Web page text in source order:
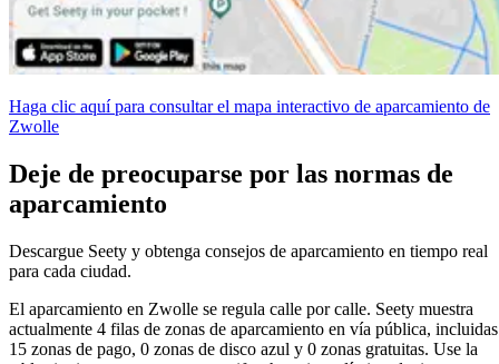
Haga clic aquí para consultar el mapa interactivo de aparcamiento de
Zwolle
Deje de preocuparse por las normas de
aparcamiento
Descargue Seety y obtenga consejos de aparcamiento en tiempo real
para cada ciudad.
El aparcamiento en Zwolle se regula calle por calle. Seety muestra
actualmente 4 filas de zonas de aparcamiento en vía pública, incluidas
15 zonas de pago, 0 zonas de disco azul y 0 zonas gratuitas. Use la